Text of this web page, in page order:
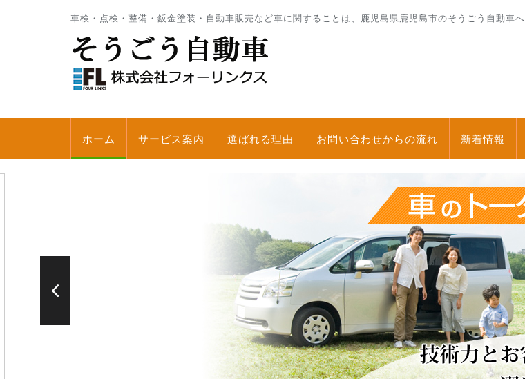
車検・点検・整備・鈑金塗装・自動車販売など車に関することは、鹿児島県鹿児島市のそうごう自動車へ
ホーム サービス案内 選ばれる理由 お問い合わせからの流れ 新着情報